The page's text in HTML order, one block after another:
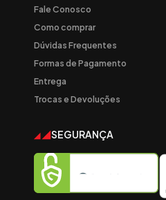
Fale Conosco
Como comprar
Dúvidas Frequentes
Formas de Pagamento
Entrega
Trocas e Devoluções
SEGURANÇA